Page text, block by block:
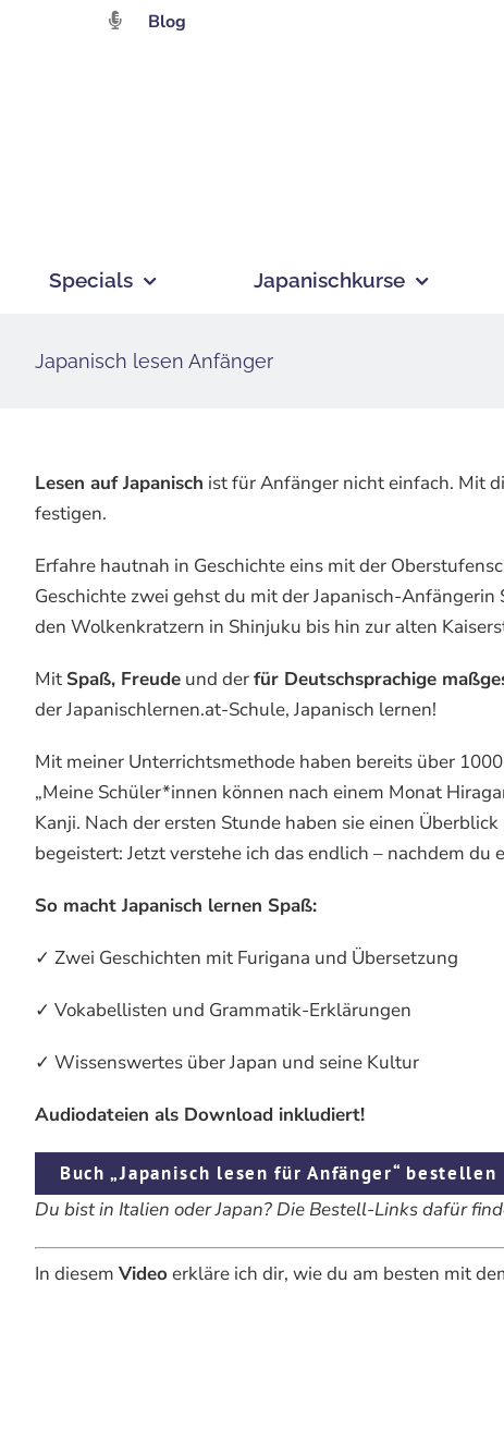
Blog
Specials Japanischkurse
Japanisch lesen Anfänger
Lesen auf Japanisch ist für Anfänger nicht einfach. Mit
festigen.
Erfahre hautnah in Geschichte eins mit der
Geschichte zwei gehst du mit der Japanisch-Anfängerin
den Wolkenkratzern in Shinjuku bis hin zur alten
Mit Spaß, Freudeund derfür Deutschsprachige
der Japanischlernen.at-Schule, Japanisch lernen!
Mit meiner Unterrichtsmethode haben bereits über
„Meine Schüler*innen können nach einem Monat
Kanji. Nach der ersten Stunde haben sie einen
begeistert: Jetzt verstehe ich das endlich – nachdem
So macht Japanisch lernen Spaß:
✓ Zwei Geschichten mit Furigana und Übersetzung
✓ Vokabellisten und Grammatik-Erklärungen
✓ Wissenswertes über Japan und seine Kultur
Audiodateien als Download inkludiert!
Buch „Japanisch lesen für Anfänger“ bestellen
Du bist in Italien oder Japan? Die Bestell-Links dafür
In diesem Video erkläre ich dir, wie du am besten mit